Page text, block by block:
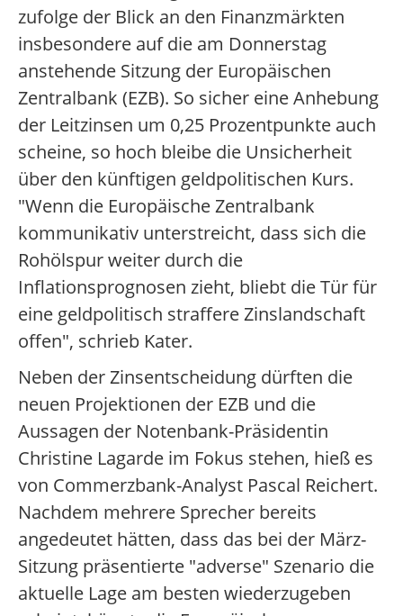
zufolge der Blick an den Finanzmärkten
insbesondere auf die am Donnerstag
anstehende Sitzung der Europäischen
Zentralbank (EZB). So sicher eine Anhebung
der Leitzinsen um 0,25 Prozentpunkte auch
scheine, so hoch bleibe die Unsicherheit
über den künftigen geldpolitischen Kurs.
"Wenn die Europäische Zentralbank
kommunikativ unterstreicht, dass sich die
Rohölspur weiter durch die
Inflationsprognosen zieht, bliebt die Tür für
eine geldpolitisch straffere Zinslandschaft
offen", schrieb Kater.
Neben der Zinsentscheidung dürften die
neuen Projektionen der EZB und die
Aussagen der Notenbank-Präsidentin
Christine Lagarde im Fokus stehen, hieß es
von Commerzbank-Analyst Pascal Reichert.
Nachdem mehrere Sprecher bereits
angedeutet hätten, dass das bei der März-
Sitzung präsentierte "adverse" Szenario die
aktuelle Lage am besten wiederzugeben